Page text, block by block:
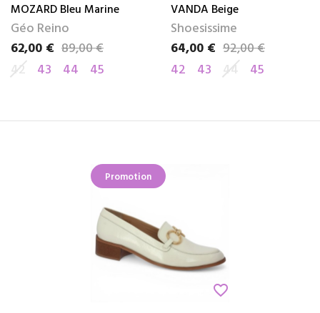
MOZARD Bleu Marine
Géo Reino
Prix
62,00 €
Prix de base89,00 €
42
43 44 45
VANDA Beige
Shoesissime
Prix
64,00 €
Prix de base92,00 €
42
43 44 45
Promotion
favorite_border